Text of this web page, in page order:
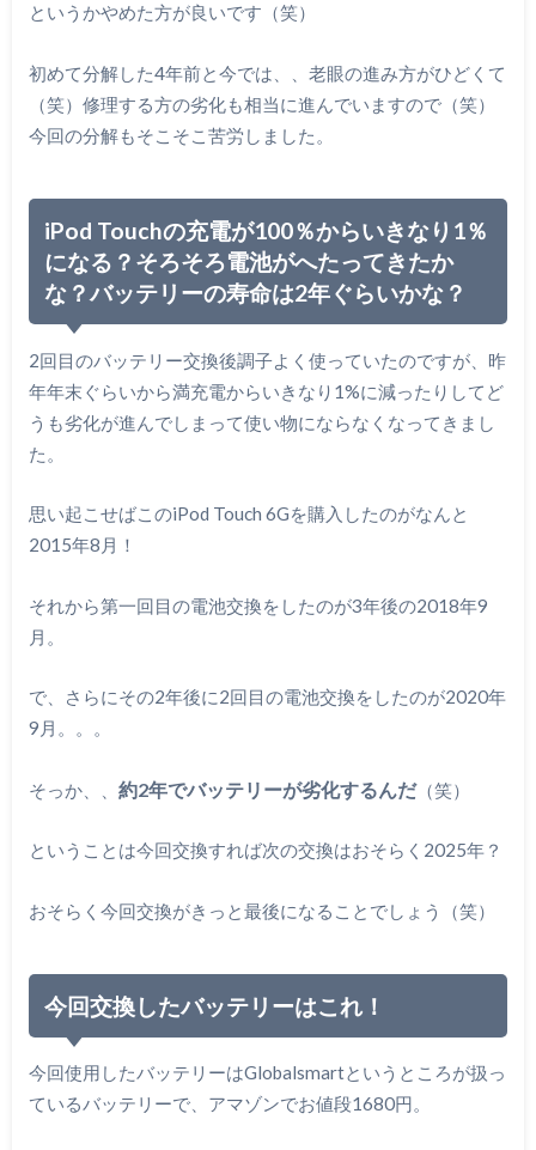
というかやめた方が良いです（笑）
初めて分解した4年前と今では、、老眼の進み方がひどくて
（笑）修理する方の劣化も相当に進んでいますので（笑）
今回の分解もそこそこ苦労しました。
iPod Touchの充電が100％からいきなり1％
になる？そろそろ電池がへたってきたか
な？バッテリーの寿命は2年ぐらいかな？
2回目のバッテリー交換後調子よく使っていたのですが、昨
年年末ぐらいから満充電からいきなり1%に減ったりしてど
うも劣化が進んでしまって使い物にならなくなってきまし
た。
思い起こせばこのiPod Touch 6Gを購入したのがなんと
2015年8月！
それから第一回目の電池交換をしたのが3年後の2018年9
月。
で、さらにその2年後に2回目の電池交換をしたのが2020年
9月。。。
そっか、、 約2年でバッテリーが劣化するんだ（笑）
ということは今回交換すれば次の交換はおそらく2025年？
おそらく今回交換がきっと最後になることでしょう（笑）
今回交換したバッテリーはこれ！
今回使用したバッテリーはGlobalsmartというところが扱っ
ているバッテリーで、アマゾンでお値段1680円。